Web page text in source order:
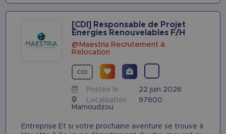
[CDI] Responsable de Projet
Énergies Renouvelables F/H
@Maestria Recrutement &
Relocation
CDI
Postée le
22 juin 2026
Localisation
97600
Mamoudzou
Entreprise Et si votre prochaine aventure se trouve à